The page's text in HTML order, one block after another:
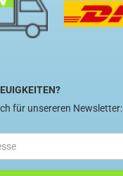
für unsereren Newsletter: